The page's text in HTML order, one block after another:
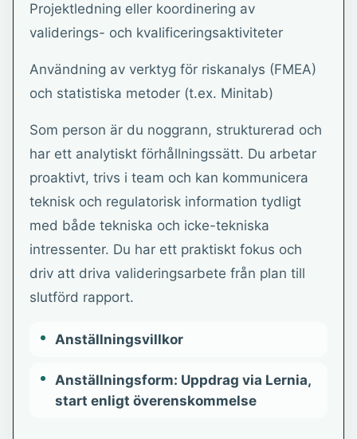
Projektledning eller koordinering av
validerings- och kvalificeringsaktiviteter
Användning av verktyg för riskanalys (FMEA)
och statistiska metoder (t.ex. Minitab)
Som person är du noggrann, strukturerad och
har ett analytiskt förhållningssätt. Du arbetar
proaktivt, trivs i team och kan kommunicera
teknisk och regulatorisk information tydligt
med både tekniska och icke-tekniska
intressenter. Du har ett praktiskt fokus och
driv att driva valideringsarbete från plan till
slutförd rapport.
Anställningsvillkor
Anställningsform: Uppdrag via Lernia,
start enligt överenskommelse